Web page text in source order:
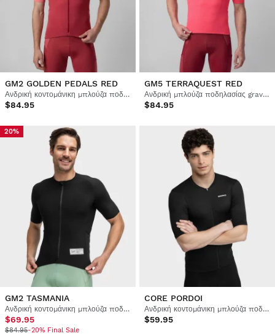
GM2 GOLDEN PEDALS RED
Ανδρική κοντομάνικη μπλούζα ποδηλασίας gravel
$84.95
GM5 TERRAQUEST RED
Ανδρική μπλούζα ποδηλασίας gravel με φερμουάρ στο μισό μήκος
$84.95
20%
GM2 TASMANIA
Ανδρική κοντομάνικη μπλούζα ποδηλασίας gravel
$69.95
$84.95-20% Final Sale
CORE PORDOI
Ανδρική κοντομάνικη μπλούζα ποδηλασίας
$59.95